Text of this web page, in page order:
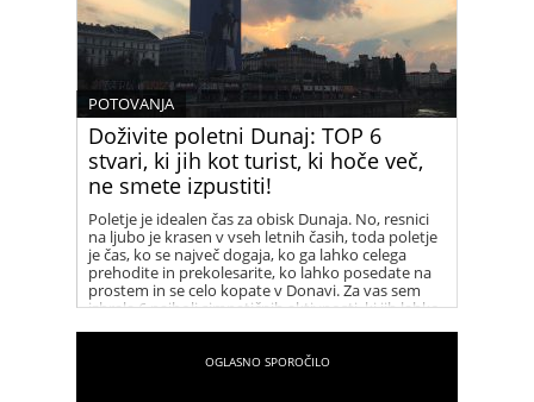
Doživite poletni Dunaj: TOP 6
stvari, ki jih kot turist, ki hoče več,
ne smete izpustiti!
POTOVANJA
Poletje je idealen čas za obisk Dunaja. No, resnici
na ljubo je krasen v vseh letnih časih, toda poletje
je čas, ko se največ dogaja, ko ga lahko celega
prehodite in prekolesarite, ko lahko posedate na
prostem in se celo kopate v Donavi. Za vas sem
izbrala 6 najbolj simpatičnih aktivnosti, ki jih lahko